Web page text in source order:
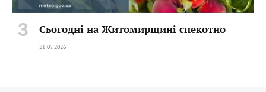
Сьогодні на Житомирщині спекотно
31.07.2026